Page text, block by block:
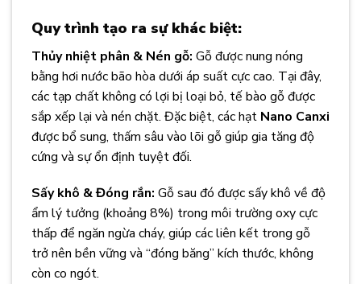
Quy trình tạo ra sự khác biệt:
Thủy nhiệt phân & Nén gỗ: Gỗ được nung nóng
bằng hơi nước bão hòa dưới áp suất cực cao. Tại đây,
các tạp chất không có lợi bị loại bỏ, tế bào gỗ được
sắp xếp lại và nén chặt. Đặc biệt, các hạt Nano Canxi
được bổ sung, thấm sâu vào lõi gỗ giúp gia tăng độ
cứng và sự ổn định tuyệt đối.
Sấy khô & Đóng rắn: Gỗ sau đó được sấy khô về độ
ẩm lý tưởng (khoảng 8%) trong môi trường oxy cực
thấp để ngăn ngừa cháy, giúp các liên kết trong gỗ
trở nên bền vững và “đóng băng” kích thước, không
còn co ngót.